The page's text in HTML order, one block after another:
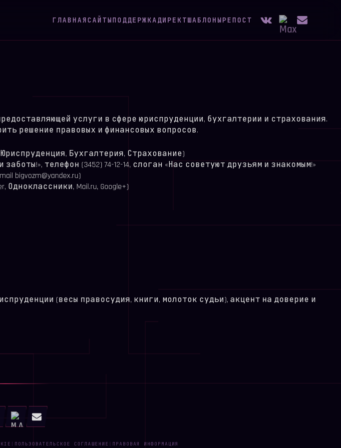
ГЛАВНАЯ САЙТЫПОДДЕРЖКАДИРЕКТШАБЛОНЫРЕПОСТ
услуги в сфере юриспруденции, бухгалтерии и страхования.
решение правовых и финансовых вопросов.
Бухгалтерия, Страхование)
телефон (3452) 74-12-14, слоган «Нас советуют друзьям и знакомым!»
Mail.ru, Google+)
(весы правосудия, книги, молоток судьи), акцент на доверие и
ПОЛЬЗОВАТЕЛЬСКОЕ СОГЛАШЕНИЕ ПРАВОВАЯ ИНФОРМАЦИЯ